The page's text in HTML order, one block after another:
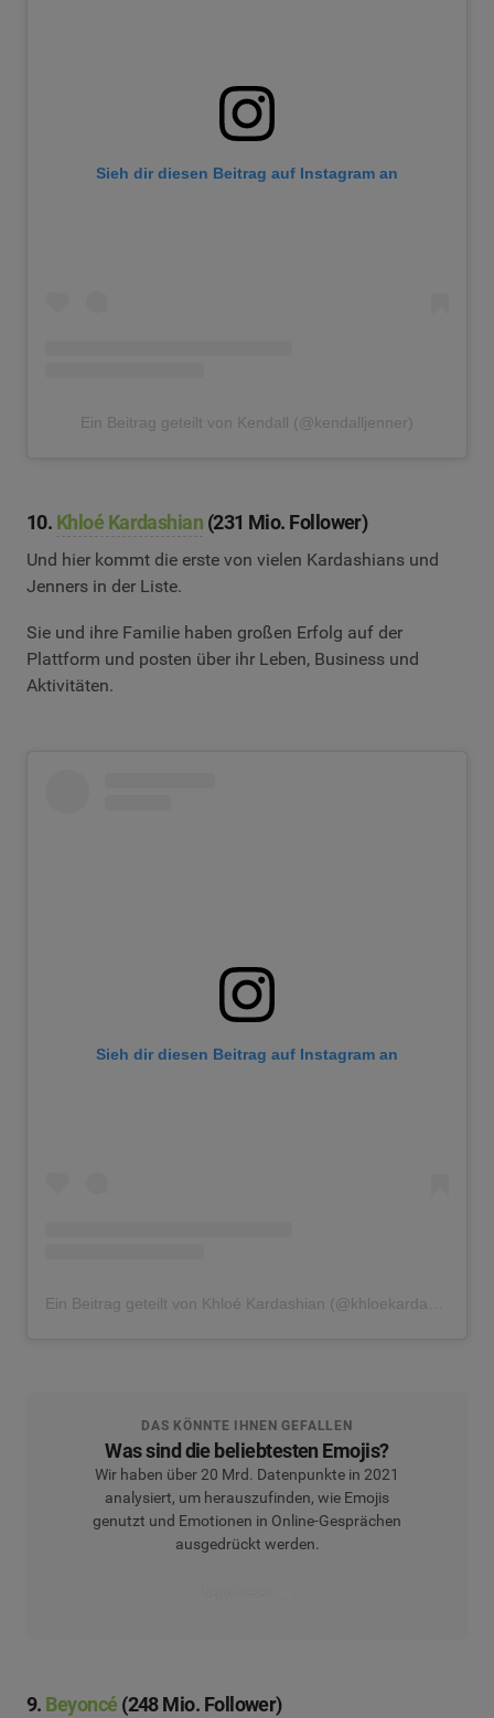
Sieh dir diesen Beitrag auf Instagram an
Ein Beitrag geteilt von Kendall (@kendalljenner)
10. Khloé Kardashian (231 Mio. Follower)
Und hier kommt die erste von vielen Kardashians und
Jenners in der Liste.
Sie und ihre Familie haben großen Erfolg auf der
Plattform und posten über ihr Leben, Business und
Aktivitäten.
Sieh dir diesen Beitrag auf Instagram an
DAS KÖNNTE IHNEN GEFALLEN
Was sind die beliebtesten Emojis?
Wir haben über 20 Mrd. Datenpunkte in 2021
analysiert, um herauszufinden, wie Emojis
genutzt und Emotionen in Online-Gesprächen
ausgedrückt werden.
9. Beyoncé (248 Mio. Follower)